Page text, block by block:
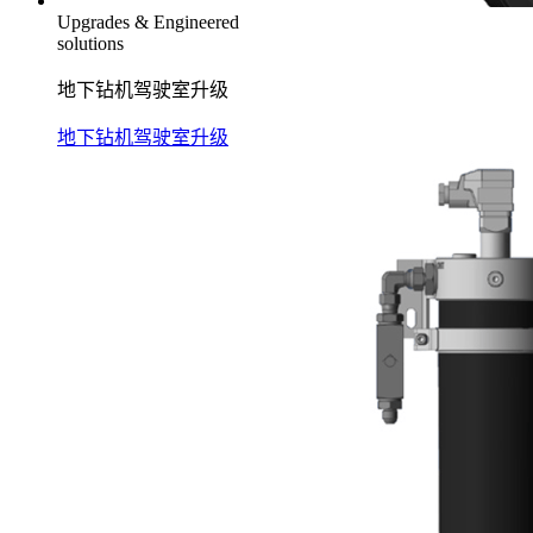
Upgrades & Engineered
solutions
地下钻机驾驶室升级
地下钻机驾驶室升级